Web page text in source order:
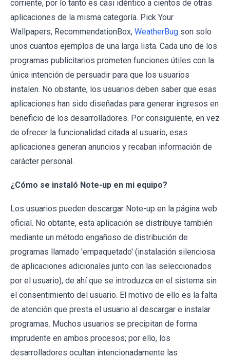
corriente, por lo tanto es casi idéntico a cientos de otras
aplicaciones de la misma categoría. Pick Your
Wallpapers, RecommendationBox, WeatherBug son solo
unos cuantos ejemplos de una larga lista. Cada uno de los
programas publicitarios prometen funciones útiles con la
única intención de persuadir para que los usuarios
instalen. No obstante, los usuarios deben saber que esas
aplicaciones han sido diseñadas para generar ingresos en
beneficio de los desarrolladores. Por consiguiente, en vez
de ofrecer la funcionalidad citada al usuario, esas
aplicaciones generan anuncios y recaban información de
carácter personal.
¿Cómo se instaló Note-up en mi equipo?
Los usuarios pueden descargar Note-up en la página web
oficial. No obtante, esta aplicación se distribuye también
mediante un método engañoso de distribución de
programas llamado 'empaquetado' (instalación silenciosa
de aplicaciones adicionales junto con las seleccionados
por el usuario), de ahí que se introduzca en el sistema sin
el consentimiento del usuario. El motivo de ello es la falta
de atención que presta el usuario al descargar e instalar
programas. Muchos usuarios se precipitan de forma
imprudente en ambos procesos; por ello, los
desarrolladores ocultan intencionadamente las